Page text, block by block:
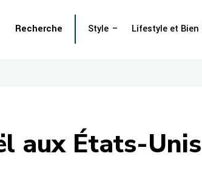
Style Lifestyle et Bien
Recherche
aux États-Unis